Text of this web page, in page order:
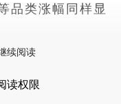
品类涨幅同样显
续阅读
读权限